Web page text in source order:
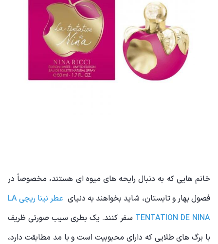
خانم هایی که به دنبال رایحه های میوه ای هستند، مخصوصاً در
فصول بهار و تابستان، شاید بخواهند به دنیای
عطر نینا ریچی LA
TENTATION DE NINA سفر کنند. یک بطری سیب صورتی ظریف
با برگ های طلایی که دارای محبوبیت است و با مد مطابقت دارد،